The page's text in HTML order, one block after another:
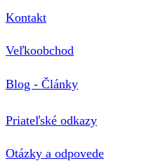
Kontakt
Veľkoobchod
Blog - Články
Priateľské odkazy
Otázky a odpovede